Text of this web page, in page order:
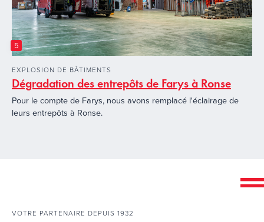
5
EXPLOSION DE BÂTIMENTS
Dégradation des entrepôts de Farys à Ronse
Pour le compte de Farys, nous avons remplacé l'éclairage de
leurs entrepôts à Ronse.
VOTRE PARTENAIRE DEPUIS 1932